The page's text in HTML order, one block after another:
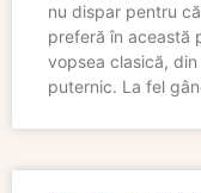
nu dispar pentru
preferă în această
vopsea clasică,
puternic. La fel